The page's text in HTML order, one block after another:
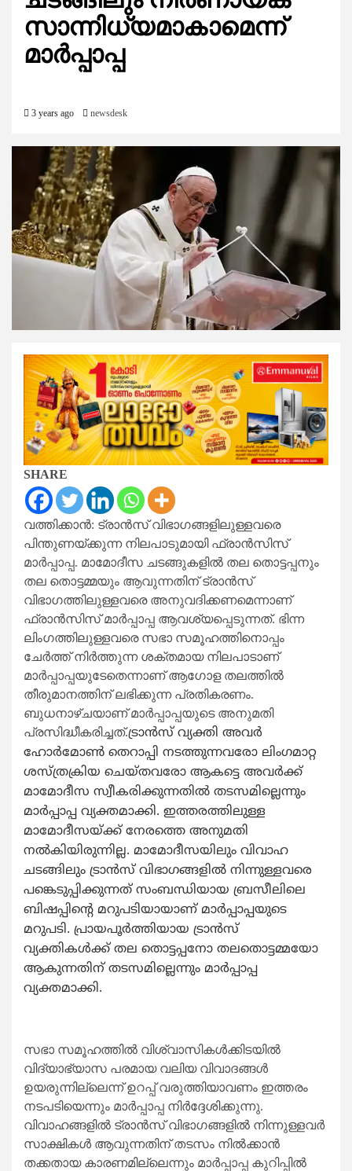
സാന്നിധ്യമാകാമെന്ന്
മാർപ്പാപ്പ
3 years ago newsdesk
SHARE
വത്തിക്കാന്‍: ട്രാന്‍സ് വിഭാഗങ്ങളിലുള്ളവരെ
പിന്തുണയ്ക്കുന്ന നിലപാടുമായി ഫ്രാന്‍സിസ്
മാർപ്പാപ്പ. മാമോദീസ ചടങ്ങുകളില്‍ തല തൊട്ടപ്പനും
തല തൊട്ടമ്മയും ആവുന്നതിന് ട്രാന്‍സ്
വിഭാഗത്തിലുള്ളവരെ അനുവദിക്കണമെന്നാണ്
ഫ്രാന്‍സിസ് മാർപ്പാപ്പ ആവശ്യപ്പെടുന്നത്. ഭിന്ന
ലിംഗത്തിലുള്ളവരെ സഭാ സമൂഹത്തിനൊപ്പം
ചേർത്ത് നിർത്തുന്ന ശക്തമായ നിലപാടാണ്
മാർപ്പാപ്പയുടേതെന്നാണ് ആഗോള തലത്തില്‍
തീരുമാനത്തിന് ലഭിക്കുന്ന പ്രതികരണം.
ബുധനാഴ്ചയാണ് മാർപ്പാപ്പയുടെ അനുമതി
പ്രസിദ്ധീകരിച്ചത്.ട്രാന്‍സ് വ്യക്തി അവർ
ഹോർമോണ്‍ തെറാപ്പി നടത്തുന്നവരോ ലിംഗമാറ്റ
ശസ്ത്രക്രിയ ചെയ്തവരോ ആകട്ടെ അവർക്ക്
മാമോദീസ സ്വീകരിക്കുന്നതിൽ തടസമില്ലെന്നും
മാർപ്പാപ്പ വ്യക്തമാക്കി. ഇത്തരത്തിലുള്ള
മാമോദീസയ്ക്ക് നേരത്തെ അനുമതി
നൽകിയിരുന്നില്ല. മാമോദീസയിലും വിവാഹ
ചടങ്ങിലും ട്രാന്‍സ് വിഭാഗങ്ങളില്‍ നിന്നുള്ളവരെ
പങ്കെടുപ്പിക്കുന്നത് സംബന്ധിയായ ബ്രസീലിലെ
ബിഷപ്പിന്റെ മറുപടിയായാണ് മാർപ്പാപ്പയുടെ
മറുപടി. പ്രായപൂർത്തിയായ ട്രാന്‍സ്
വ്യക്തികൾക്ക് തല തൊട്ടപ്പനോ തലതൊട്ടമ്മയോ
ആകുന്നതിന് തടസമില്ലെന്നും മാർപ്പാപ്പ
വ്യക്തമാക്കി.
സഭാ സമൂഹത്തില്‍ വിശ്വാസികള്‍ക്കിടയിൽ
വിദ്യാഭ്യാസ പരമായ വലിയ വിവാദങ്ങള്‍
ഉയരുന്നില്ലെന്ന് ഉറപ്പ് വരുത്തിയാവണം ഇത്തരം
നടപടിയെന്നും മാർപ്പാപ്പ നിർദ്ദേശിക്കുന്നു.
വിവാഹങ്ങളില്‍ ട്രാന്‍സ് വിഭാഗങ്ങളില്‍ നിന്നുള്ളവർ
സാക്ഷികള്‍ ആവുന്നതിന് തടസം നിൽക്കാന്‍
തക്കതായ കാരണമില്ലെന്നും മാർപ്പാപ്പ കുറിപ്പിൽ